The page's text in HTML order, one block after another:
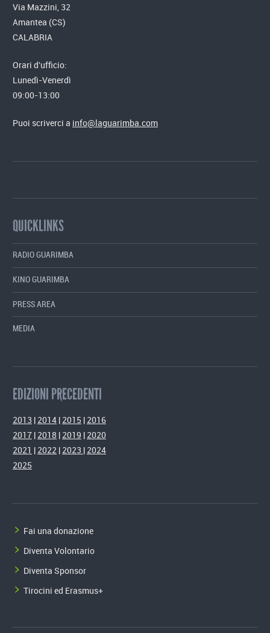
Via Mazzini, 32
Amantea (CS)
CALABRIA
Orari d'ufficio:
Lunedì-Venerdì
09:00-13:00
Puoi scriverci a info@laguarimba.com
QUICKLINKS
RADIO GUARIMBA
KINO GUARIMBA
PRESS AREA
MEDIA
EDIZIONI PRECEDENTI
2013 | 2014 | 2015 | 2016
2017 | 2018 | 2019 | 2020
2021 | 2022 | 2023 | 2024
2025
Fai una donazione
Diventa Volontario
Diventa Sponsor
Tirocini ed Erasmus+